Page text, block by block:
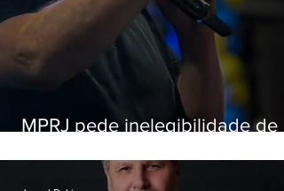
MPRJ pede inelegibilidade de